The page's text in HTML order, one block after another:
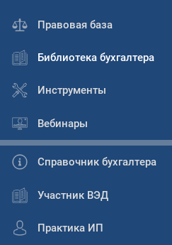
Правовая база
Библиотека бухгалтера
Инструменты
Вебинары
Справочник бухгалтера
Участник ВЭД
Практика ИП